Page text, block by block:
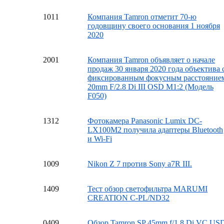
1011
Компания Tamron отметит 70-ю
годовщину своего основания 1 ноября
2020
2001
Компания Tamron объявляет о начале
продаж 30 января 2020 года объектива
фиксированным фокусным
20mm F/2.8 Di III OSD M1:2 (Модель
F050)
1312
Фотокамера Panasonic Lumix DC-
LX100M2 получила адаптеры Bluetooth
и Wi-Fi
1009 Nikon Z 7 против Sony a7R III.
1409
Тест обзор светофильтра MARUMI
CREATION C-PL/ND32